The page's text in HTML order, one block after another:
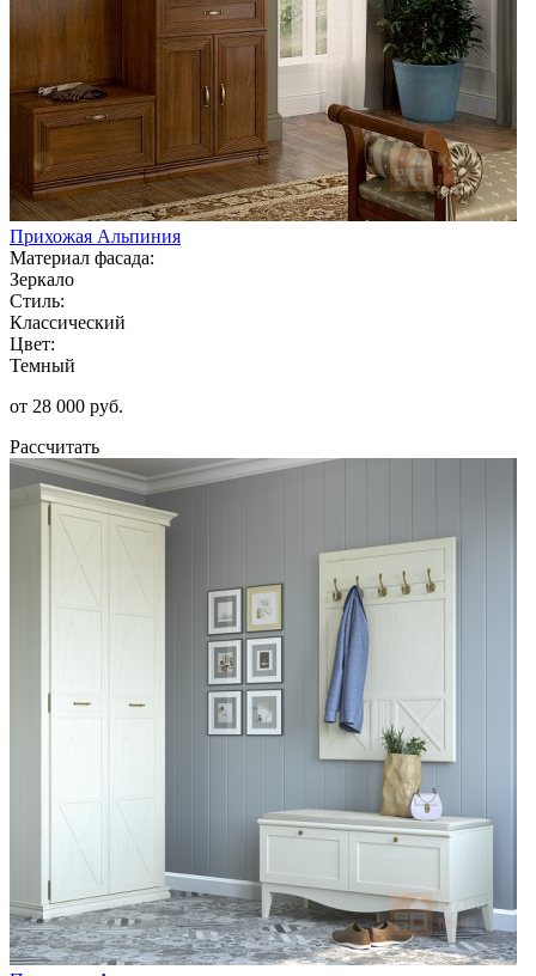
Прихожая Альпиния
Материал фасада:
Зеркало
Стиль:
Классический
Цвет:
Темный
от 28 000 руб.
Рассчитать